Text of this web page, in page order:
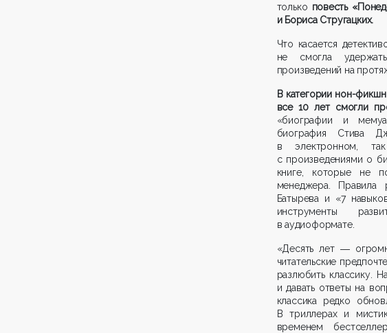
только повесть «Пон
и Бориса Стругацких.
Что касается
не смогла
произведений на
В категории нон-фикшн
все 10 лет смогли
«биографии и
биография Стива
в электронном,
с произведениями о
книге, которые не
менеджера. Правила
Батырева и «7
инструменты
в аудиоформате.
«Десять лет ―
читательские
разлюбить классику.
и давать ответы на
классика редко
В триллерах и
временем